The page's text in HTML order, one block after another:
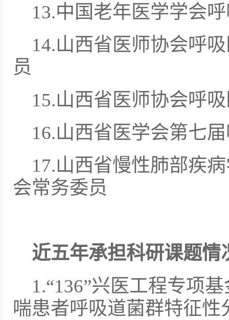
13.中国老年医学学会
14.山西省医师协会呼
员
15.山西省医师协会呼
16.山西省医学会第七
17.山西省慢性肺部疾
会常务委员
近五年承担科研课题情
1.“136”兴医工程专项
喘患者呼吸道菌群特征